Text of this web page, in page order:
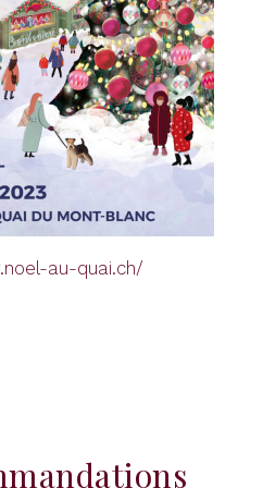
au-quai.ch/